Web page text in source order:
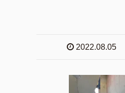
2022.08.05